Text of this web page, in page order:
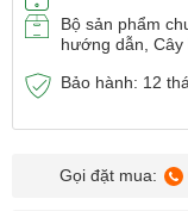
Bộ sản phẩm
hướng dẫn, Cây
Bảo hành: 12
Gọi đặt mua: